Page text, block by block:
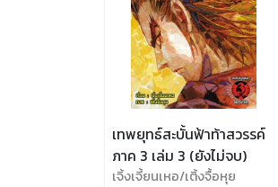
เทพยุทธ์สะบั้นฟ้าท้าสวรรค์
ภาค 3 เล่ม 3 (ยังไม่จบ)
เจิ้งเจี้ยนเหอ/เติ้งจื้อหุย